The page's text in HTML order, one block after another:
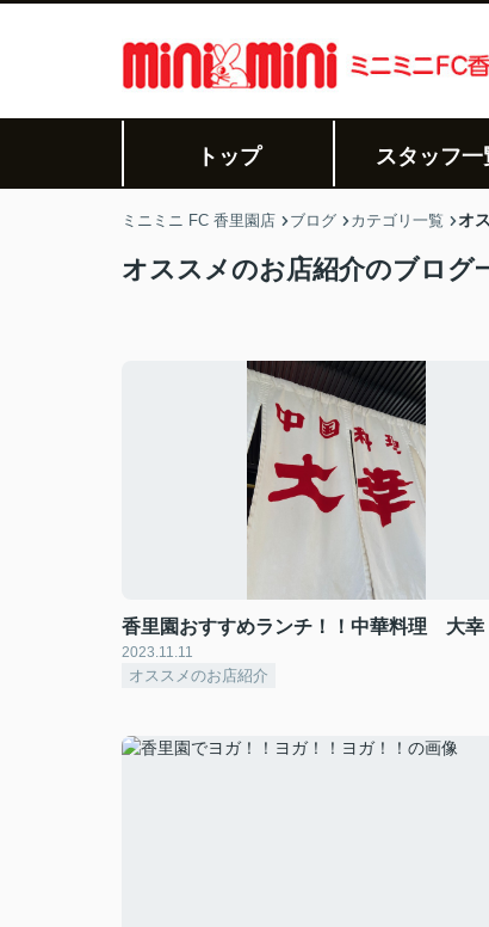
トップ スタッフ一
ミニミニ FC 香里園店 ブログ カテゴリ一覧 オ
オススメのお店紹介のブログ
香里園おすすめランチ！！中華料理 大幸
2023.11.11
オススメのお店紹介